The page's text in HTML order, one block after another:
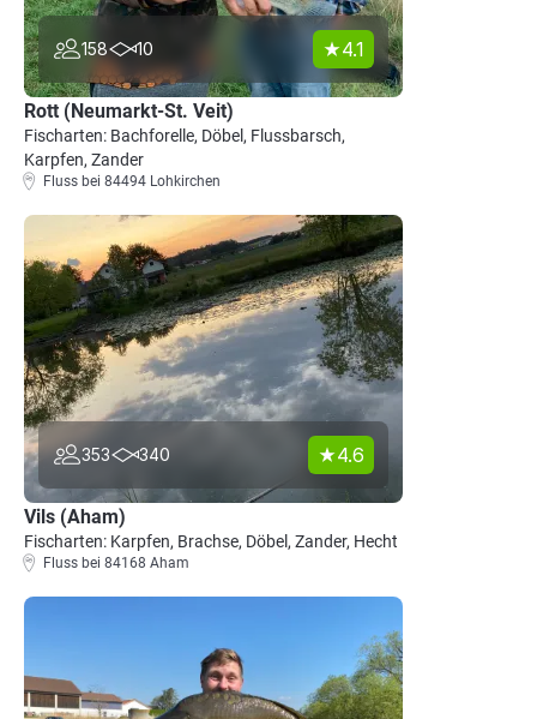
158 10 4.1
Rott (Neumarkt-St. Veit)
Fischarten: Bachforelle, Döbel, Flussbarsch,
Karpfen, Zander
Fluss bei 84494 Lohkirchen
353 340 4.6
Vils (Aham)
Fischarten: Karpfen, Brachse, Döbel, Zander, Hecht
Fluss bei 84168 Aham